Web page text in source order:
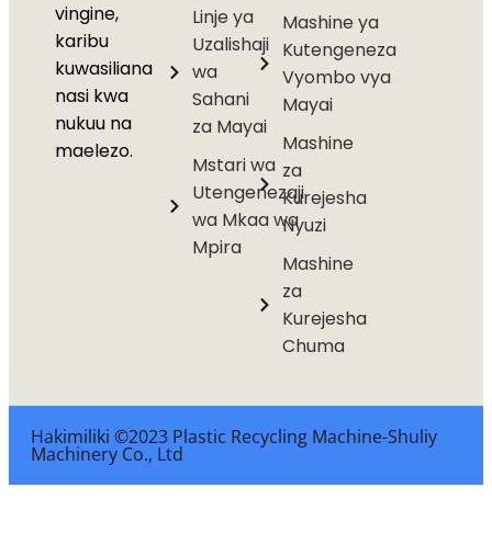
vingine,
karibu
kuwasiliana
nasi kwa
nukuu na
maelezo.
Linje ya
Uzalishaji
wa
Sahani
za Mayai
Mstari wa
Utengenezaji
wa Mkaa wa
Mpira
Mashine ya
Kutengeneza
Vyombo vya
Mayai
Mashine
za
Kurejesha
Nyuzi
Mashine
za
Kurejesha
Chuma
Hakimiliki ©2023 Plastic Recycling Machine-Shuliy
Machinery Co., Ltd